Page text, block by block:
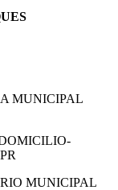
MUNICIPAL
MUNICIPAL